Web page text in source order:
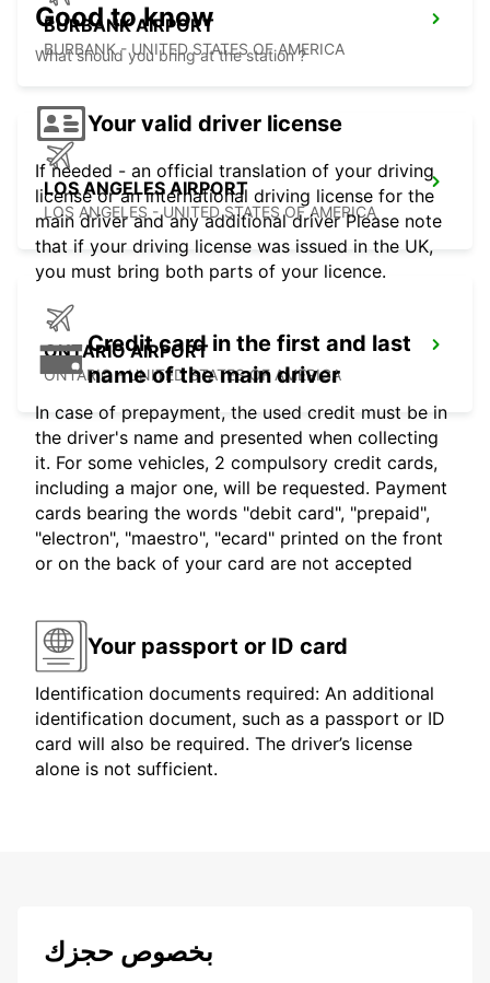
BURBANK AIRPORT
BURBANK - UNITED STATES OF AMERICA
LOS ANGELES AIRPORT
LOS ANGELES - UNITED STATES OF AMERICA
ONTARIO AIRPORT
ONTARIO - UNITED STATES OF AMERICA
Good to know
What should you bring at the station ?
Your valid driver license
If needed - an official translation of your driving
license or an international driving license for the
main driver and any additional driver Please note
that if your driving license was issued in the UK,
you must bring both parts of your licence.
Credit card in the first and last
name of the main driver
In case of prepayment, the used credit must be in
the driver's name and presented when collecting
it. For some vehicles, 2 compulsory credit cards,
including a major one, will be requested. Payment
cards bearing the words "debit card", "prepaid",
"electron", "maestro", "ecard" printed on the front
or on the back of your card are not accepted
Your passport or ID card
Identification documents required: An additional
identification document, such as a passport or ID
card will also be required. The driver’s license
alone is not sufficient.
بخصوص حجزك